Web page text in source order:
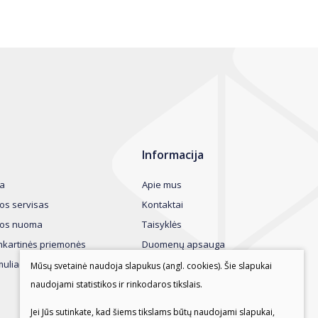
servisas
nuoma
priemonės
priemonės
Informacija
Apie mus
Kontaktai
Taisyklės
Duomenų apsauga
Mūsų svetainė naudoja slapukus (angl. cookies). Šie slapukai
naudojami statistikos ir rinkodaros tikslais.
Jei Jūs sutinkate, kad šiems tikslams būtų naudojami slapukai,